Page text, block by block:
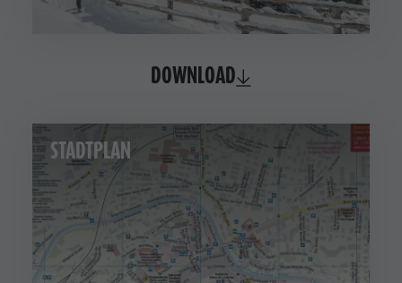
DOWNLOAD
STADTPLAN